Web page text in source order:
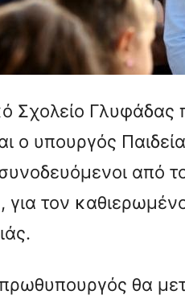
Σχολείο
ο υπουργός
από
τον
θα